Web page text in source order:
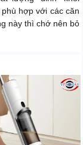
hợp với các căn
này thì chớ nên bỏ